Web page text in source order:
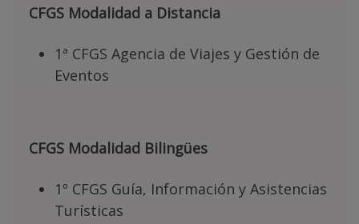
CFGS Modalidad a Distancia
1ª CFGS Agencia de Viajes y Gestión de
Eventos
CFGS Modalidad Bilingües
1º CFGS Guía, Información y Asistencias
Turísticas